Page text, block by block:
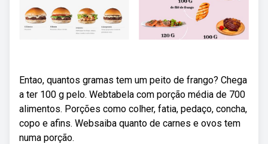
Entao, quantos gramas tem um peito de frango? Chega
a ter 100 g pelo. Webtabela com porção média de 700
alimentos. Porções como colher, fatia, pedaço, concha,
copo e afins. Websaiba quanto de carnes e ovos tem
numa porção.